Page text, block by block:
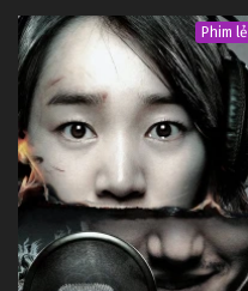
Phim lẻ